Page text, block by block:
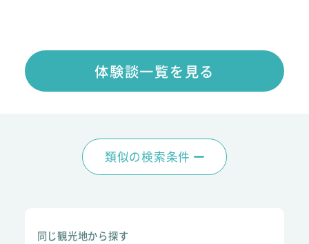
体験談一覧を見る
類似の検索条件
同じ観光地から探す